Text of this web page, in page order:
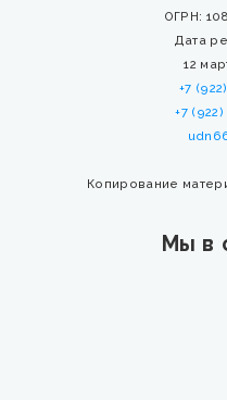
Мы в
ОГРН:
Дата
12
+7
+7
Копирование